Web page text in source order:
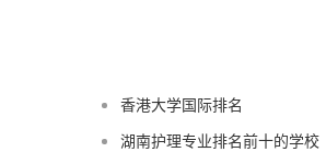
香港大学国际排名
湖南护理专业排名前十的学校